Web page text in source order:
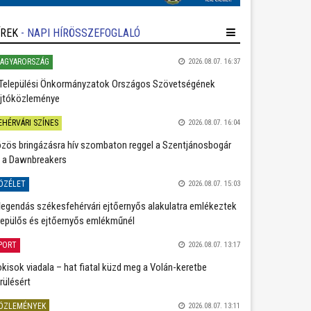
- NAPI HÍRÖSSZEFOGLALÓ
2026.08.07. 16:37
Önkormányzatok Országos Szövetségének
SZÍNES 2026.08.07. 16:04
bringázásra hív szombaton reggel a Szentjánosbogár
Dawnbreakers
2026.08.07. 15:03
székesfehérvári ejtőernyős alakulatra emlékeztek
és ejtőernyős emlékműnél
2026.08.07. 13:17
viadala – hat fiatal küzd meg a Volán-keretbe
2026.08.07. 13:11